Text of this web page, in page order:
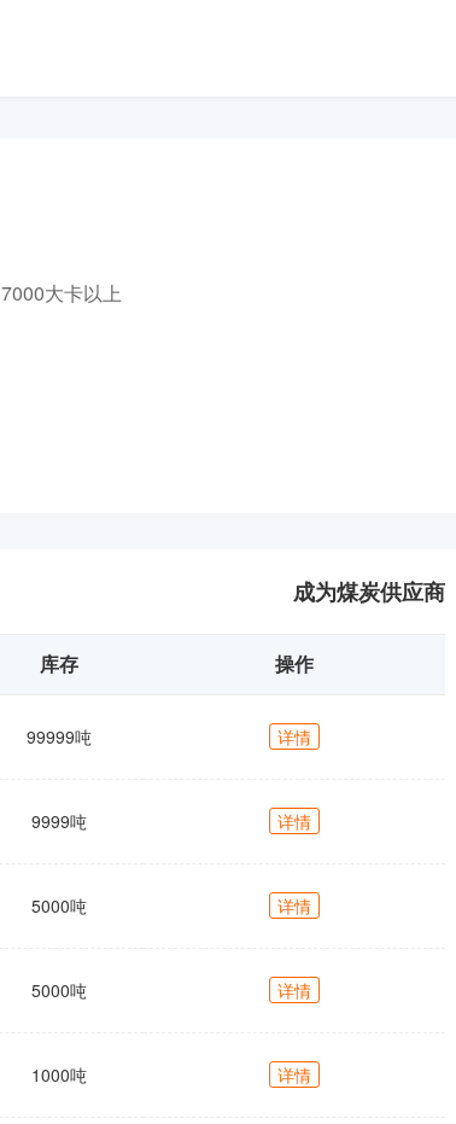
7000大卡以上
成为煤炭供应商
库存 操作
99999吨 详情
9999吨 详情
5000吨 详情
5000吨 详情
1000吨 详情